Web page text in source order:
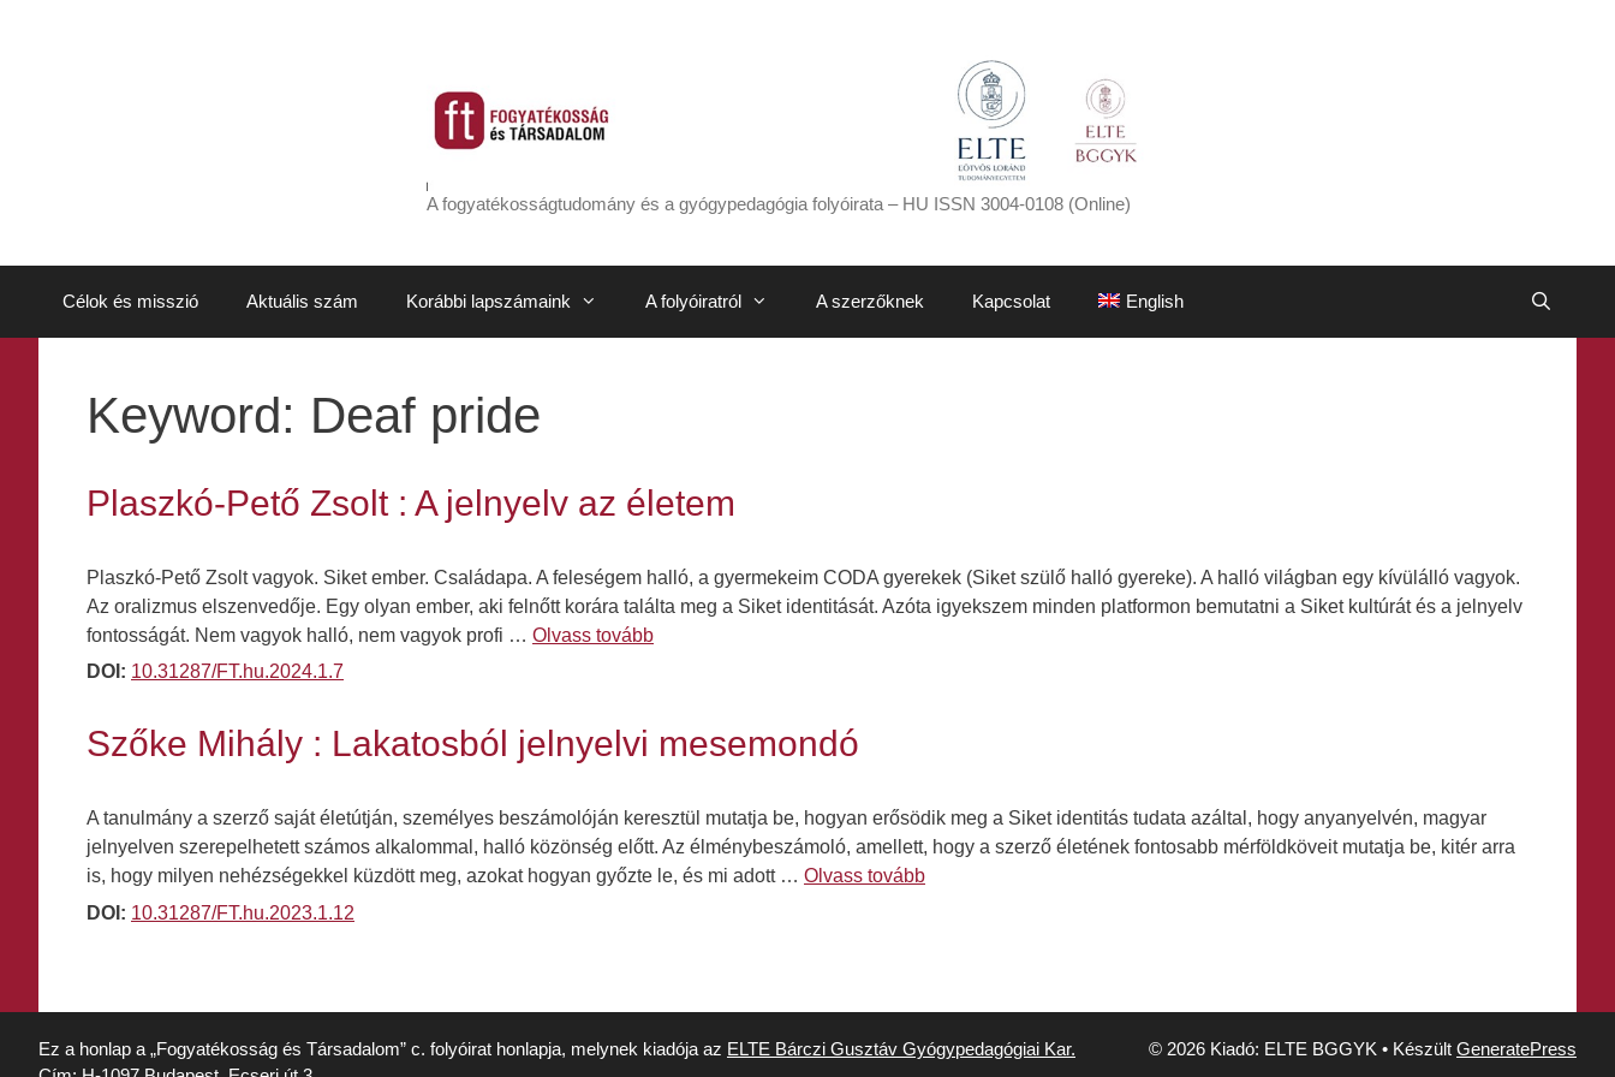
A fogyatékosságtudomány és a gyógypedagógia folyóirata – HU ISSN 3004-0108 (Online)
Célok és misszió Aktuális szám Korábbi lapszámaink A folyóiratról A szerzőknek Kapcsolat English
Keyword: Deaf pride
Plaszkó-Pető Zsolt : A jelnyelv az életem
Plaszkó-Pető Zsolt vagyok. Siket ember. Családapa. A feleségem halló, a gyermekeim CODA gyerekek (Siket szülő halló gyereke). A halló világban egy kívülálló vagyok.
Az oralizmus elszenvedője. Egy olyan ember, aki felnőtt korára találta meg a Siket identitását. Azóta igyekszem minden platformon bemutatni a Siket kultúrát és a jelnyelv
fontosságát. Nem vagyok halló, nem vagyok profi … Olvass tovább
DOI: 10.31287/FT.hu.2024.1.7
Szőke Mihály : Lakatosból jelnyelvi mesemondó
A tanulmány a szerző saját életútján, személyes beszámolóján keresztül mutatja be, hogyan erősödik meg a Siket identitás tudata azáltal, hogy anyanyelvén, magyar
jelnyelven szerepelhetett számos alkalommal, halló közönség előtt. Az élménybeszámoló, amellett, hogy a szerző életének fontosabb mérföldköveit mutatja be, kitér arra
is, hogy milyen nehézségekkel küzdött meg, azokat hogyan győzte le, és mi adott … Olvass tovább
DOI: 10.31287/FT.hu.2023.1.12
Ez a honlap a „Fogyatékosság és Társadalom” c. folyóirat honlapja, melynek kiadója az ELTE Bárczi Gusztáv Gyógypedagógiai Kar.
© 2026 Kiadó: ELTE BGGYK • Készült GeneratePress